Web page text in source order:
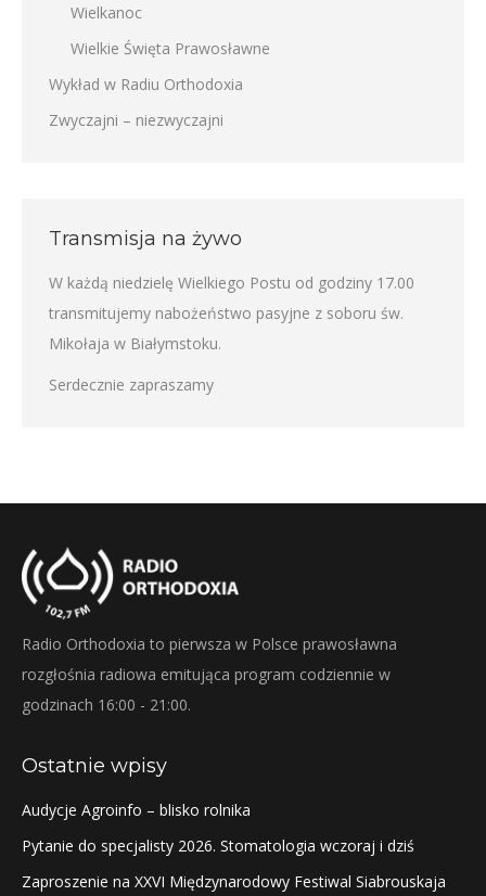
Wielkanoc
Wielkie Święta Prawosławne
Wykład w Radiu Orthodoxia
Zwyczajni – niezwyczajni
Transmisja na żywo
W każdą niedzielę Wielkiego Postu od godziny 17.00
transmitujemy nabożeństwo pasyjne z soboru św.
Mikołaja w Białymstoku.
Serdecznie zapraszamy
Radio Orthodoxia to pierwsza w Polsce prawosławna
rozgłośnia radiowa emitująca program codziennie w
godzinach 16:00 - 21:00.
Ostatnie wpisy
Audycje Agroinfo – blisko rolnika
Pytanie do specjalisty 2026. Stomatologia wczoraj i dziś
Zaproszenie na XXVI Międzynarodowy Festiwal Siabrouskaja